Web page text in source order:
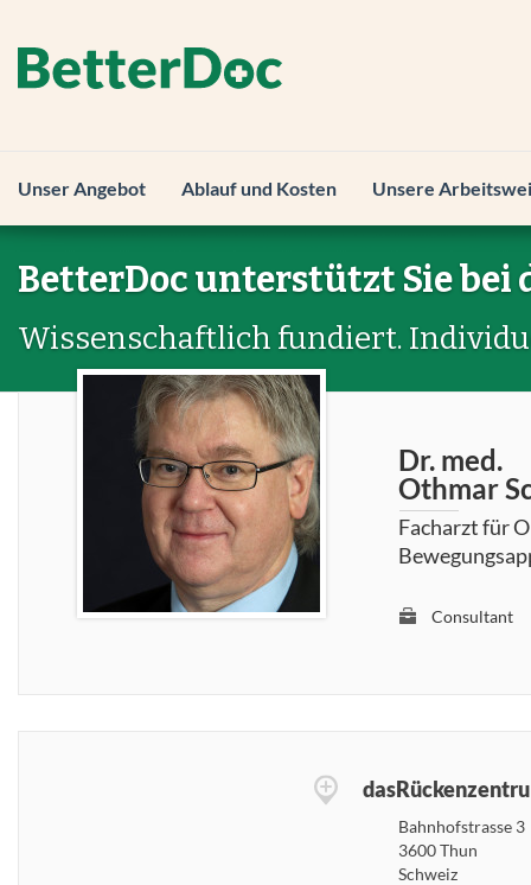
Unser Angebot Ablauf und Kosten Unsere
BetterDoc unterstützt Sie bei
Wissenschaftlich fundiert.
Dr. med.
Othmar
Facharzt für
Consultant
Bahnhofstrasse 3
3600 Thun
Schweiz